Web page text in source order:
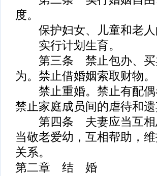
度。
保护妇女、儿童和老人
实行计划生育。
第三条 禁止包办、买
为。禁止借婚姻索取财物。
禁止重婚。禁止有配偶
禁止家庭成员间的虐待和遗
第四条 夫妻应当互相
当敬老爱幼，互相帮助，
关系。
第二章 结 婚